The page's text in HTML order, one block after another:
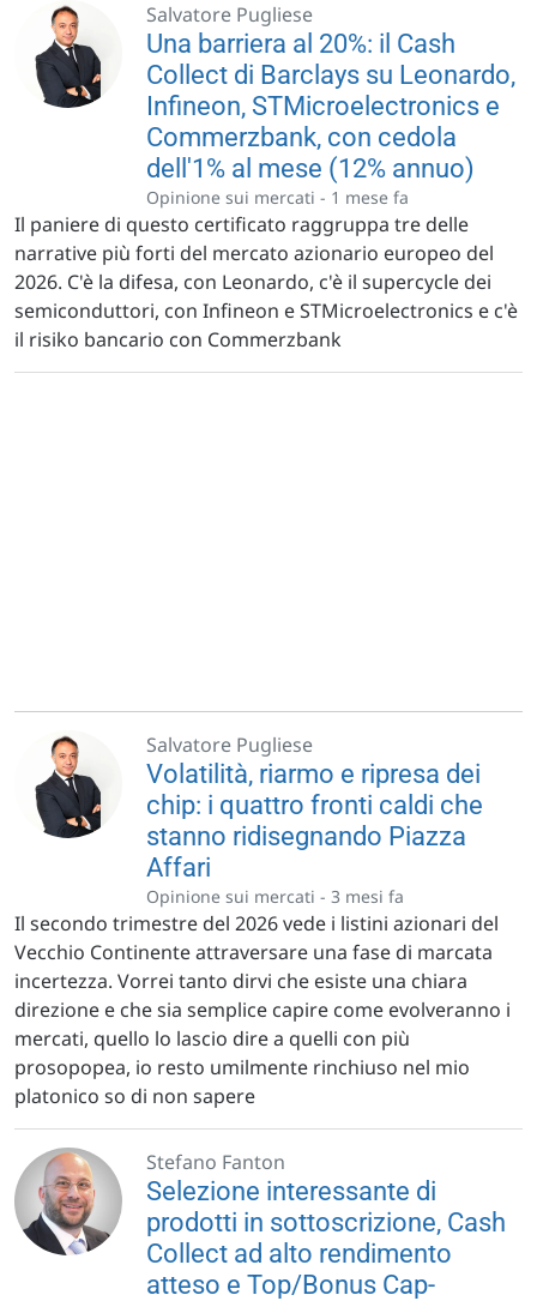
Salvatore Pugliese
Una barriera al 20%: il Cash
Collect di Barclays su Leonardo,
Infineon, STMicroelectronics e
Commerzbank, con cedola
dell'1% al mese (12% annuo)
Opinione sui mercati - 1 mese fa
Il paniere di questo certificato raggruppa tre delle
narrative più forti del mercato azionario europeo del
2026. C'è la difesa, con Leonardo, c'è il supercycle dei
semiconduttori, con Infineon e STMicroelectronics e c'è
il risiko bancario con Commerzbank
Salvatore Pugliese
Volatilità, riarmo e ripresa dei
chip: i quattro fronti caldi che
stanno ridisegnando Piazza
Affari
Opinione sui mercati - 3 mesi fa
Il secondo trimestre del 2026 vede i listini azionari del
Vecchio Continente attraversare una fase di marcata
incertezza. Vorrei tanto dirvi che esiste una chiara
direzione e che sia semplice capire come evolveranno i
mercati, quello lo lascio dire a quelli con più
prosopopea, io resto umilmente rinchiuso nel mio
platonico so di non sapere
Stefano Fanton
Selezione interessante di
prodotti in sottoscrizione, Cash
Collect ad alto rendimento
atteso e Top/Bonus Cap-